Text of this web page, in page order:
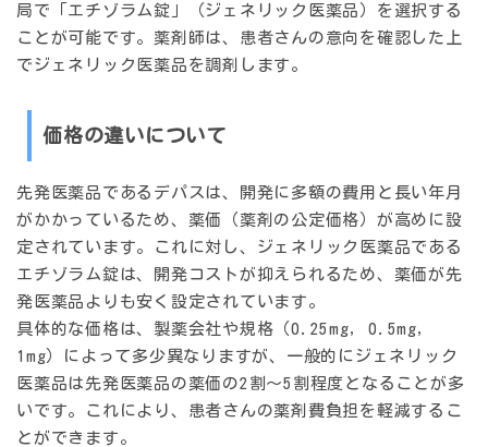
局で「エチゾラム錠」（ジェネリック医薬品）を選択する
ことが可能です。薬剤師は、患者さんの意向を確認した上
でジェネリック医薬品を調剤します。
価格の違いについて
先発医薬品であるデパスは、開発に多額の費用と長い年月
がかかっているため、薬価（薬剤の公定価格）が高めに設
定されています。これに対し、ジェネリック医薬品である
エチゾラム錠は、開発コストが抑えられるため、薬価が先
発医薬品よりも安く設定されています。
具体的な価格は、製薬会社や規格（0.25mg, 0.5mg,
1mg）によって多少異なりますが、一般的にジェネリック
医薬品は先発医薬品の薬価の2割～5割程度となることが多
いです。これにより、患者さんの薬剤費負担を軽減するこ
とができます。